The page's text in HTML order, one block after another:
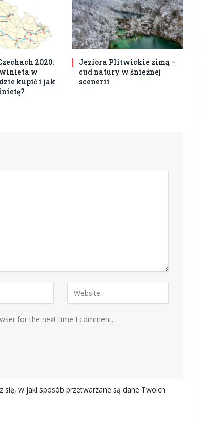
2020:
w
kupić i jak
Jeziora Plitwickie zimą –
cud natury w śnieżnej
scenerii
for the next time I comment.
się, w jaki sposób przetwarzane są dane Twoich